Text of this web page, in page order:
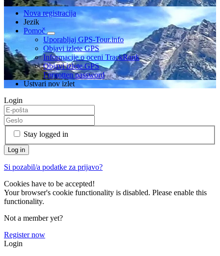
Nova registracija
Jezik
Pomoč
Uporabljaj GPS-Tour.info
Objavi izlete GPS
Informacije o oceni TrackRank
Objavi izlete GPS
Forgotten password
Ustvari nov izlet
Login
Stay logged in
Si pozabil/a podatke za prijavo?
Cookies have to be accepted!
Your browser's cookie functionality is disabled. Please enable this
functionality.
Not a member yet?
Register now
Login